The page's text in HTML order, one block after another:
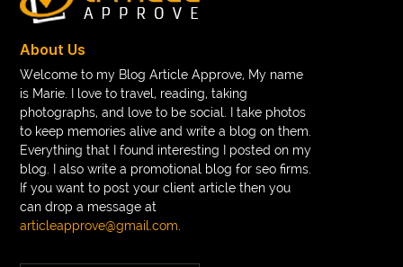
About Us
Welcome to my Blog Article Approve, My name
is Marie. I love to travel, reading, taking
photographs, and love to be social. I take photos
to keep memories alive and write a blog on them.
Everything that I found interesting I posted on my
blog. I also write a promotional blog for seo firms.
If you want to post your client article then you
can drop a message at
articleapprove@gmail.com